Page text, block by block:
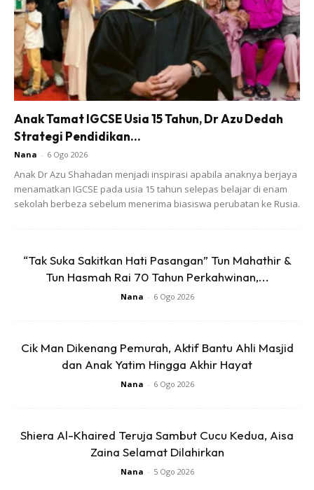
Anak Tamat IGCSE Usia 15 Tahun, Dr Azu Dedah
Strategi Pendidikan...
Nana - 6 Ogo 2026
Anak Dr Azu Shahadan menjadi inspirasi apabila anaknya berjaya
menamatkan IGCSE pada usia 15 tahun selepas belajar di enam
sekolah berbeza sebelum menerima biasiswa perubatan ke Rusia.
“Tak Suka Sakitkan Hati Pasangan” Tun Mahathir &
Tun Hasmah Rai 70 Tahun Perkahwinan,...
Nana - 6 Ogo 2026
Cik Man Dikenang Pemurah, Aktif Bantu Ahli Masjid
dan Anak Yatim Hingga Akhir Hayat
Nana - 6 Ogo 2026
Shiera Al-Khaired Teruja Sambut Cucu Kedua, Aisa
Zaina Selamat Dilahirkan
Nana - 5 Ogo 2026